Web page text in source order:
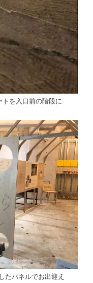
を入口前の階段に
たパネルでお出迎え